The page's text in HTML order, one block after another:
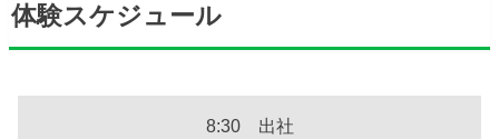
体験スケジュール
8:30 出社